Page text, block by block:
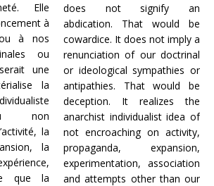
Elle
à
à nos
ou
une
la
non
la
la
que la
does not signify an
abdication. That would be
cowardice. It does not imply a
renunciation of our doctrinal
or ideological sympathies or
antipathies. That would be
deception. It realizes the
anarchist individualist idea of
not encroaching on activity,
propaganda, expansion,
experimentation, association
and attempts other than our